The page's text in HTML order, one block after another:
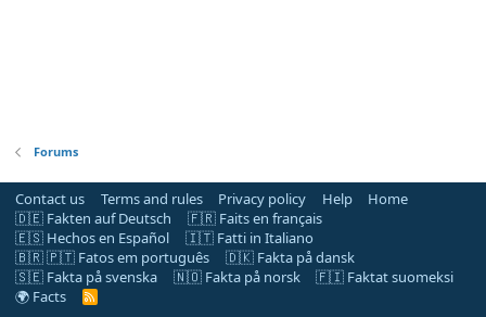
Forums
Contact us Terms and rules Privacy policy Help
Home
🇩🇪 Fakten auf Deutsch
🇫🇷 Faits en français
🇪🇸 Hechos en Español
🇮🇹 Fatti in Italiano
🇧🇷 🇵🇹 Fatos em português
🇩🇰 Fakta på dansk
🇸🇪 Fakta på svenska
🇳🇴 Fakta på norsk
🇫🇮 Faktat suomeksi
🌍 Facts
R